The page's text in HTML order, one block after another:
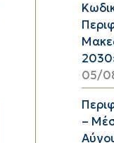
05/
–